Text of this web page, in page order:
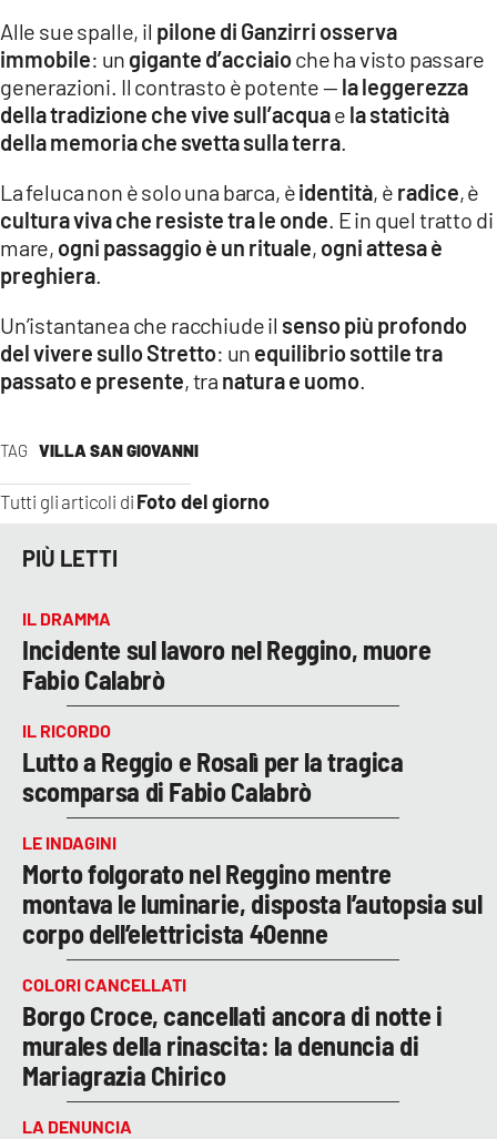
LACITYMAG.IT
ILREGGINO.IT
COSENZACHANNEL.IT
CATANZAROCHANNEL.IT
LACAPITALENEWS.IT
App
ANDROID
TAG VILLA SAN GIOVANNI
Tutti gli articoli di Foto del giorno
Alle sue spalle, il pilone di Ganzirri osserva
immobile: un gigante d’acciaioche ha visto passare
generazioni. Il contrasto è potente — la leggerezza
della tradizione che vive sull’acquae la staticità
della memoria che svetta sulla terra
La feluca non è solo una barca, èidentità, è radice, è
cultura viva che resiste tra le onde . E in quel tratto di
mare, ogni passaggio è un rituale, ogni attesa è
preghiera
Un’istantanea che racchiude il senso più profondo
del vivere sullo Stretto: un equilibrio sottile tra
passato e presente, tra natura e uomo.
PIÙ LETTI
IL DRAMMA
Incidente sul lavoro nel Reggino, muore
Fabio Calabrò
IL RICORDO
Lutto a Reggio e Rosalì per la tragica
scomparsa di Fabio Calabrò
LE INDAGINI
Morto folgorato nel Reggino mentre
montava le luminarie, disposta l’autopsia sul
corpo dell’elettricista 40enne
COLORI CANCELLATI
Borgo Croce, cancellati ancora di notte i
murales della rinascita: la denuncia di
Mariagrazia Chirico
LA DENUNCIA